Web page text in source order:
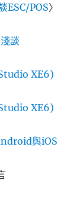
ESC/POS〉
談
XE6)
XE6)
與iOS